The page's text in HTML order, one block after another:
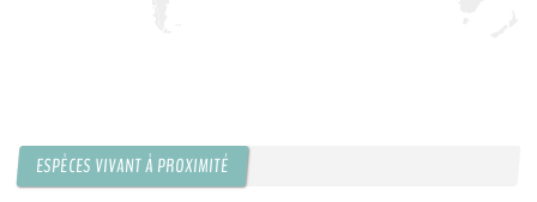
ESPÈCES VIVANT À PROXIMITÉ